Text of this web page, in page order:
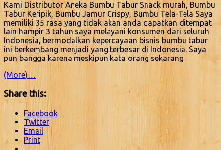
Kami Distributor Aneka Bumbu Tabur Snack murah, Bumbu
Tabur Keripik, Bumbu Jamur Crispy, Bumbu Tela-Tela Saya
memiliki 35 rasa yang tidak akan anda dapatkan ditempat
lain hampir 3 tahun saya melayani konsumen dari seluruh
Indonesia, bermodalkan kepercayaan bisnis bumbu tabur
ini berkembang menjadi yang terbesar di Indonesia. Saya
pun bangga karena meskipun kata orang sekarang
(More)…
Share this:
Facebook
Twitter
Email
Print